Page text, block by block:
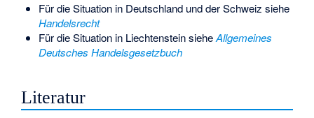
Für die Situation in Deutschland und der Schweiz siehe
Handelsrecht
Für die Situation in Liechtenstein sieheAllgemeines
Deutsches Handelsgesetzbuch
Literatur